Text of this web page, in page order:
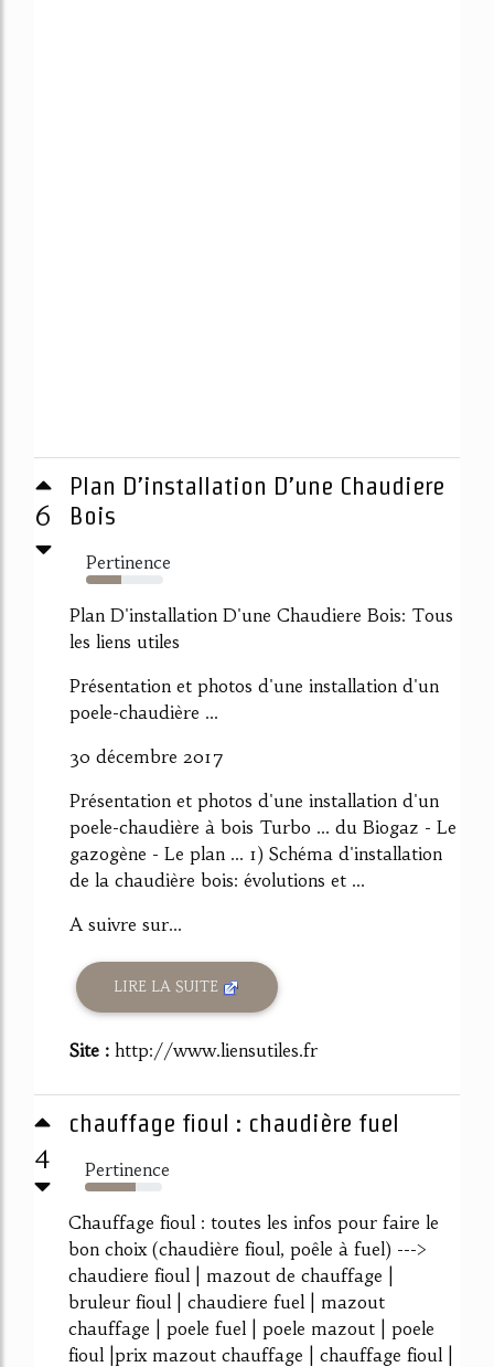
6
Plan D’installation D’une Chaudiere
Bois
Pertinence
46%
Plan D'installation D'une Chaudiere Bois: Tous
les liens utiles
Présentation et photos d'une installation d'un
poele-chaudière ...
30 décembre 2017
Présentation et photos d'une installation d'un
poele-chaudière à bois Turbo ... du Biogaz - Le
gazogène - Le plan ... 1) Schéma d'installation
de la chaudière bois: évolutions et ...
A suivre sur...
LIRE LA SUITE
Site : http://www.liensutiles.fr
4
chauffage fioul : chaudière fuel
Pertinence
66%
Chauffage fioul : toutes les infos pour faire le
bon choix (chaudière fioul, poêle à fuel) --->
chaudiere fioul | mazout de chauffage |
bruleur fioul | chaudiere fuel | mazout
chauffage | poele fuel | poele mazout | poele
fioul |prix mazout chauffage | chauffage fioul |